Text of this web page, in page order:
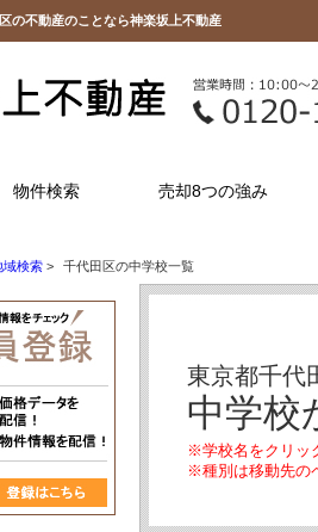
の不動産のことなら神楽坂上不動産
物件検索 売却8つの強み
域検索 > 千代田区の中学校一覧
東京都千代
中学校
※学校名をクリッ
※種別は移動先の